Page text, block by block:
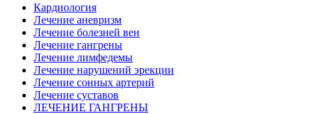
Кардиология
Лечение аневризм
Лечение болезней вен
Лечение гангрены
Лечение лимфедемы
Лечение нарушений эрекции
Лечение сонных артерий
Лечение суставов
ЛЕЧЕНИЕ ГАНГРЕНЫ